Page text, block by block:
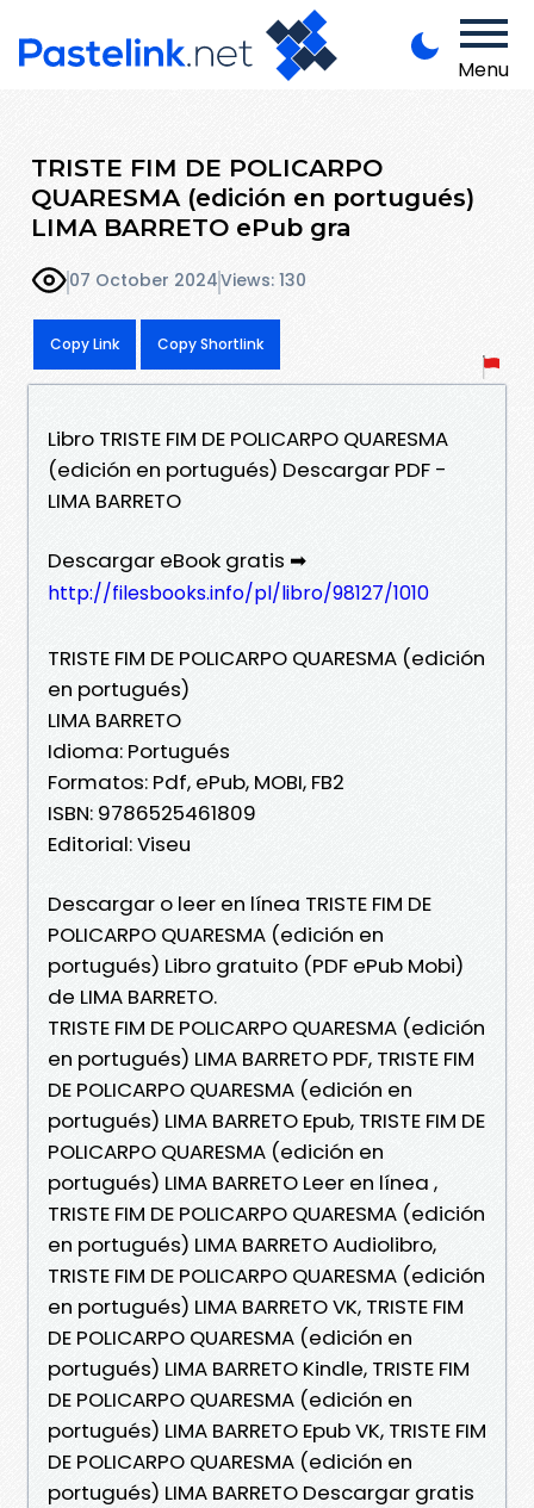
Menu
TRISTE FIM DE POLICARPO
QUARESMA (edición en portugués)
LIMA BARRETO ePub gra
07 October 2024Views: 130
Copy Link Copy Shortlink
Libro TRISTE FIM DE POLICARPO QUARESMA
(edición en portugués) Descargar PDF -
LIMA BARRETO
Descargar eBook gratis ➡
http://filesbooks.info/pl/libro/98127/1010
TRISTE FIM DE POLICARPO QUARESMA (edición
en portugués)
LIMA BARRETO
Idioma: Portugués
Formatos: Pdf, ePub, MOBI, FB2
ISBN: 9786525461809
Editorial: Viseu
Descargar o leer en línea TRISTE FIM DE
POLICARPO QUARESMA (edición en
portugués) Libro gratuito (PDF ePub Mobi)
de LIMA BARRETO.
TRISTE FIM DE POLICARPO QUARESMA (edición
en portugués) LIMA BARRETO PDF, TRISTE FIM
DE POLICARPO QUARESMA (edición en
portugués) LIMA BARRETO Epub, TRISTE FIM DE
POLICARPO QUARESMA (edición en
portugués) LIMA BARRETO Leer en línea ,
TRISTE FIM DE POLICARPO QUARESMA (edición
en portugués) LIMA BARRETO Audiolibro,
TRISTE FIM DE POLICARPO QUARESMA (edición
en portugués) LIMA BARRETO VK, TRISTE FIM
DE POLICARPO QUARESMA (edición en
portugués) LIMA BARRETO Kindle, TRISTE FIM
DE POLICARPO QUARESMA (edición en
portugués) LIMA BARRETO Epub VK, TRISTE FIM
DE POLICARPO QUARESMA (edición en
portugués) LIMA BARRETO Descargar gratis